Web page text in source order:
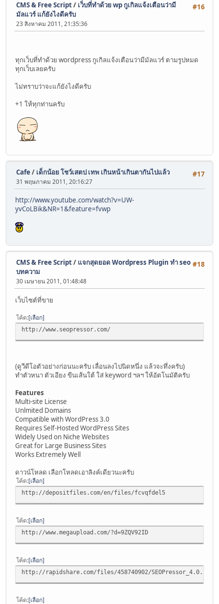
#16
CMS & Free Script/ เว็บที่ทำด้วย wp กูเกิลแจ้งเตือนว่ามี
มัลแวร์ แก้ยังไงดีครับ
23 สิงหาคม 2011, 21:35:36
ทุกเว็บที่ทำด้วย wordpress กูเกิลแจ้งเตือนว่ามีมัลแวร์ ตามรูปหมด
ทุกเว็บเลยครับ
ไม่ทราบว่าจะแก้ยังไงดีครับ
+1 ให้ทุกท่านครับ
#17
Cafe/ เด็กน้อย โชว์เสตป เทพ เกินหน้าเกินตากันไปแล้ว
31 พฤษภาคม 2011, 20:16:27
http://www.youtube.com/watch?v=UW-
yvCoLBik&NR=1&feature=fvwp
#18
CMS & Free Script/ แจกสุดยอด Wordpress Plugin ทำ seo
บทความ
30 เมษายน 2011, 01:48:48
เว็บไซต์ที่ขาย
โค้ด เลือก
http://www.seopressor.com/
(ดูวีดีโอตัวอย่างก่อนนะครับ เลื่อนลงไปนิดหนึ่ง แล้วจะทึ่งครับ)
ทำตัวหนา ตัวเอียง ขีนเส้นใต้ ใส่ keyword ฯลฯ ให้อัตโนมัติครับ
Features
Multi-site License
Unlmited Domains
Compatible with WordPress 3.0
Requires Self-Hosted WordPress Sites
Widely Used on Niche Websites
Great for Large Business Sites
Works Extremely Well
ดาวน์โหลด เลือกโหลดเอาลิงค์เดียวนะครับ
โค้ด เลือก
http://depositfiles.com/en/files/fcvqfdel5
โค้ด เลือก
http://www.megaupload.com/?d=9ZQV92ID
โค้ด เลือก
http://rapidshare.com/files/458740902/
โค้ด เลือก